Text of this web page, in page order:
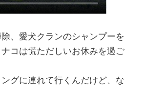
、愛犬クランのシャンプーを
コは慌ただしいお休みを過ご
グに連れて行くんだけど、な